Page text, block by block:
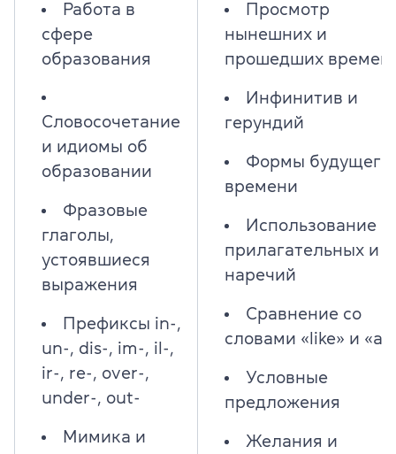
Работа в
сфере
образования
Словосочетание
и идиомы об
образовании
Фразовые
глаголы,
устоявшиеся
выражения
Префиксы in-,
un-, dis-, im-, il-,
ir-, re-, over-,
under-, out-
Мимика и
Просмотр
нынешних и
прошедших времен
Инфинитив и
герундий
Формы будущего
времени
Использование
прилагательных и
наречий
Сравнение со
словами «like» и
Условные
предложения
Желания и